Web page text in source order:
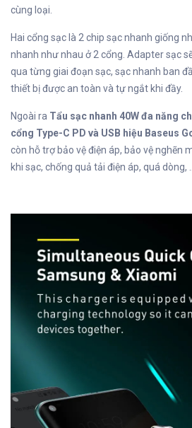
cùng loại.
Hai cổng sạc là 2 chip sạc nhanh giống
nhanh như nhau ở 2 cổng. Adapter sạc
qua từng giai đoạn sạc, sạc nhanh ban
thiết bị được an toàn và tự ngắt khi đầy.
Ngoài ra Tẩu sạc nhanh 40W đa năng
cổng Type-C PD và USB hiệu Baseus
còn hỗ trợ bảo vệ điện áp, bảo vệ nghẽn
khi sạc, chống quả tải điện áp, quá dòng, ..